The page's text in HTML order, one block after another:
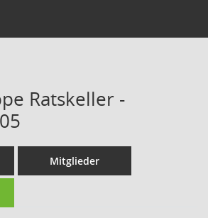
Ratskeller -
Mitglieder